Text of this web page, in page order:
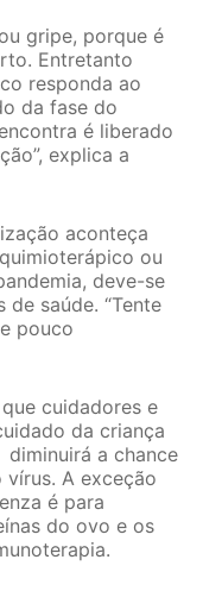
gripe, porque é
Entretanto
responda ao
da fase do
é liberado
explica a
aconteça
quimioterápico ou
deve-se
saúde. “Tente
pouco
cuidadores e
da criança
a chance
A exceção
é para
do ovo e os